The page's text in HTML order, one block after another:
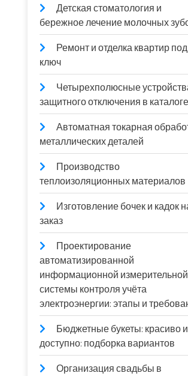
Детская стоматология и
бережное лечение молочных
Ремонт и отделка квартир под
ключ
Четырехполюсные
защитного отключения в каталоге
Автоматная токарная
металлических деталей
Производство
теплоизоляционных материалов
Изготовление бочек и кадок
заказ
Проектирование
автоматизированной
информационной измерительной
системы контроля учёта
электроэнергии: этапы и
Бюджетные букеты: красиво и
доступно: подборка вариантов
Организация свадьбы в